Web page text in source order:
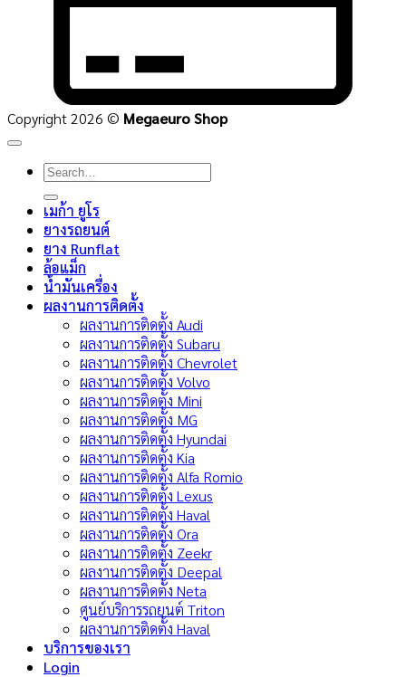
Copyright 2026 © Megaeuro Shop
Search
for:
เมก้า ยูโร
ยางรถยนต์
ยาง Runflat
ล้อแม็ก
น้ำมันเครื่อง
ผลงานการติดตั้ง
ผลงานการติดตั้ง Audi
ผลงานการติดตั้ง Subaru
ผลงานการติดตั้ง Chevrolet
ผลงานการติดตั้ง Volvo
ผลงานการติดตั้ง Mini
ผลงานการติดตั้ง MG
ผลงานการติดตั้ง Hyundai
ผลงานการติดตั้ง Kia
ผลงานการติดตั้ง Alfa Romio
ผลงานการติดตั้ง Lexus
ผลงานการติดตั้ง Haval
ผลงานการติดตั้ง Ora
ผลงานการติดตั้ง Zeekr
ผลงานการติดตั้ง Deepal
ผลงานการติดตั้ง Neta
ศูนย์บริการรถยนต์ Triton
ผลงานการติดตั้ง Haval
บริการของเรา
Login